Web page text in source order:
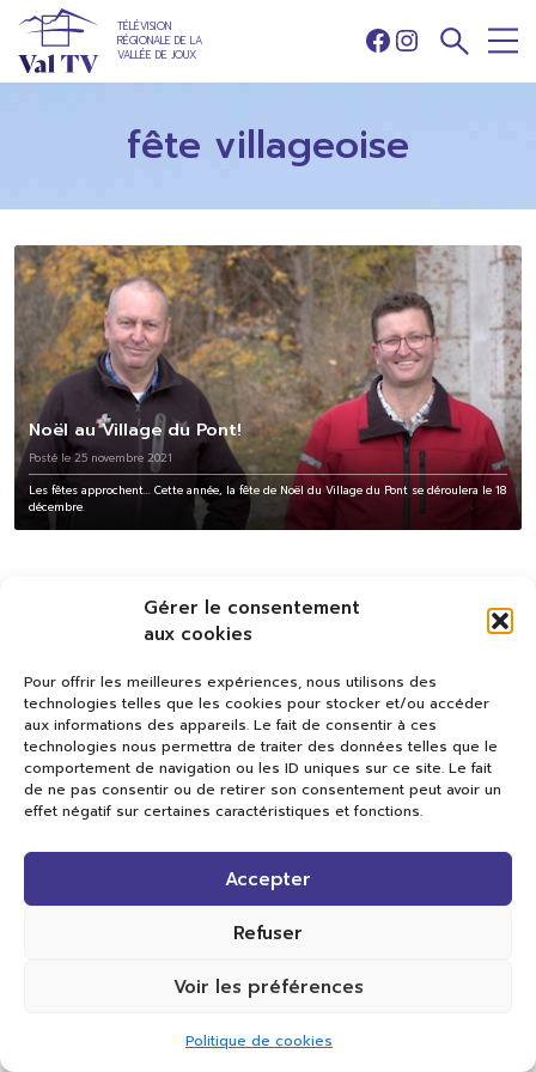
Gérer le consentement
aux cookies
Pour offrir les meilleures expériences, nous utilisons des
technologies telles que les cookies pour stocker et/ou accéder
aux informations des appareils. Le fait de consentir à ces
technologies nous permettra de traiter des données telles que le
comportement de navigation ou les ID uniques sur ce site. Le fait
de ne pas consentir ou de retirer son consentement peut avoir un
effet négatif sur certaines caractéristiques et fonctions.
Accepter
Refuser
Voir les préférences
Politique de cookies
TÉLÉVISION
RÉGIONALE DE LA
VALLÉE DE JOUX
Facebook
Instagram
fête villageoise
Noël au Village du Pont!
Posté le 25 novembre 2021
Les fêtes approchent... Cette année, la fête de Noël du Village du Pont se déroulera le 18
décembre.
Val TV
Centre de Compétences Médias
Rue du Pont-Neuf 24
Tous droits réservés.
Réalisation Cavin-Baudat Digital Lab